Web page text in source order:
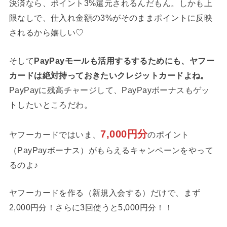
決済なら、ポイント3%還元されるんだもん。しかも上
限なしで、仕入れ金額の3%がそのままポイントに反映
されるから嬉しい♡
そしてPayPayモールも活用するするためにも、ヤフー
カードは絶対持っておきたいクレジットカードよね。
PayPayに残高チャージして、PayPayボーナスもゲッ
トしたいところだわ。
ヤフーカードではいま、7,000円分のポイント
（PayPayボーナス）がもらえるキャンペーンをやって
るのよ♪
ヤフーカードを作る（新規入会する）だけで、まず
2,000円分！さらに3回使うと5,000円分！！